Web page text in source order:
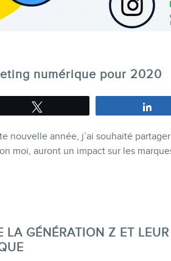
numérique pour 2020
nouvelle année, j’ai souhaité
moi, auront un impact sur les
LA GÉNÉRATION Z ET